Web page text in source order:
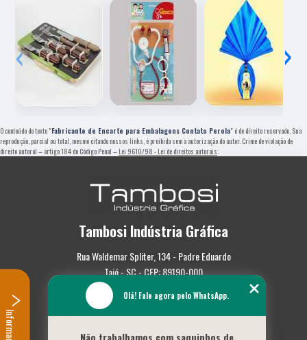
‹ ›
O conteúdo do texto "Fabricante de Encarte para Embalagens Contato Perola" é de direito reservado. Sua
reprodução, parcial ou total, mesmo citando nossos links, é proibida sem a autorização do autor. Crime de violação de
direito autoral – artigo 184 do Código Penal – Lei 9610/98 - Lei de direitos autorais.
Tambosi Indústria Gráfica
Rua Waldemar Spliter, 134 - Padre Eduardo
Taió - SC - CEP: 89190-000
(47) 3562-0587
Olá! Fale agora pelo WhatsApp.
Não trabalhamos com saquinhos de